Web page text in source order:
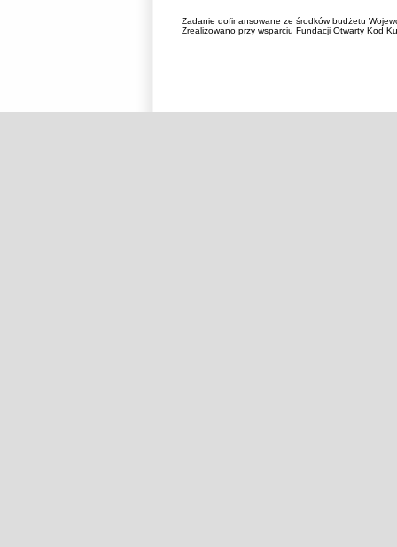
Zadanie dofinansowane ze środków budżetu
Zrealizowano przy wsparciu Fundacji Otwarty Kod